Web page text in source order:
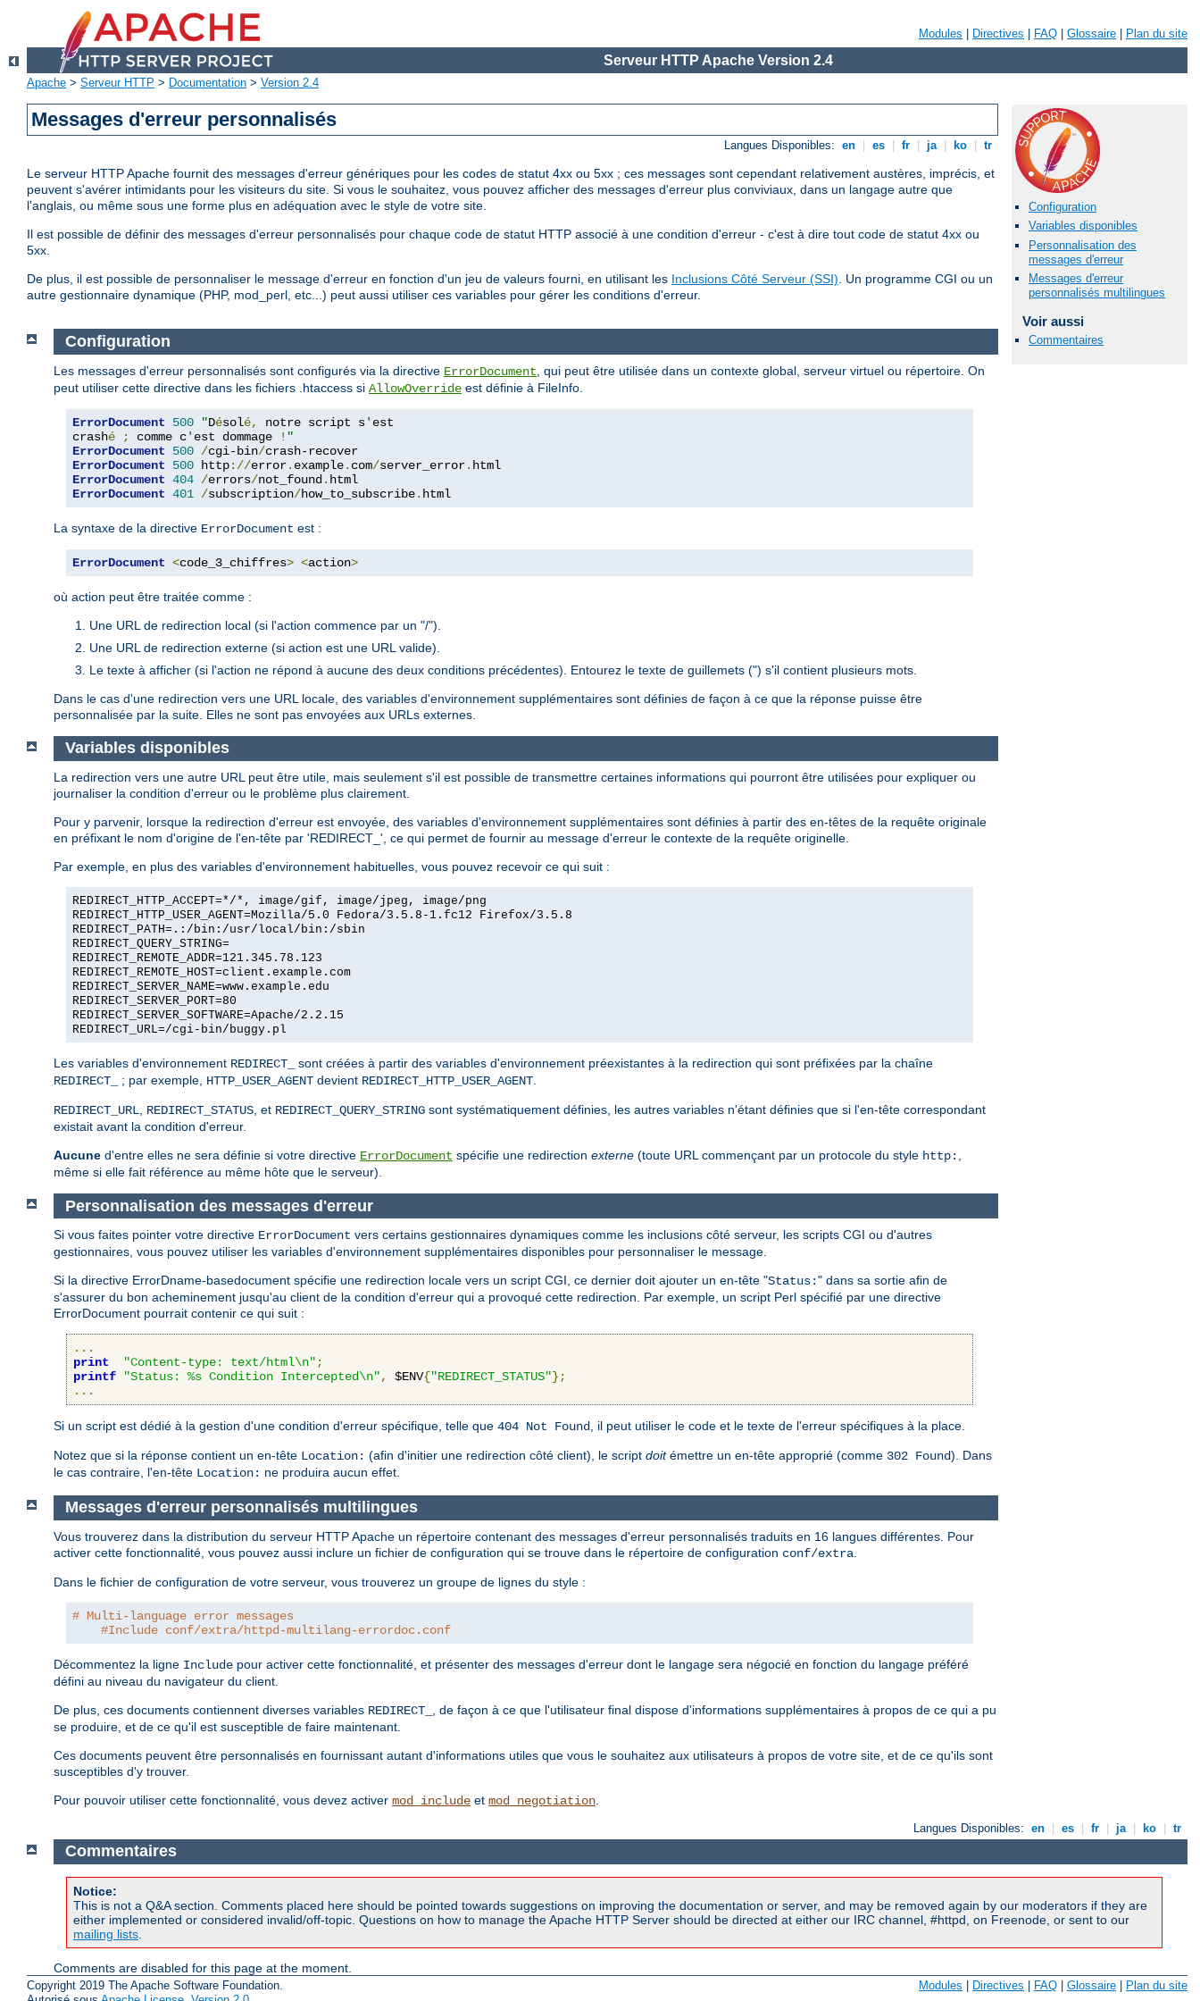
Modules Directives FAQ Glossaire Plan du site
Serveur HTTP Apache Version 2.4
Apache > Serveur HTTP > Documentation > Version 2.4
Messages d'erreur personnalisés
Langues Disponibles: en es fr ja ko tr
Le serveur HTTP Apache fournit des messages d'erreur génériques pour les codes de statut 4xx ou 5xx ; ces messages sont cependant relativement austères, imprécis, et
peuvent s'avérer intimidants pour les visiteurs du site. Si vous le souhaitez, vous pouvez afficher des messages d'erreur plus conviviaux, dans un langage autre que
l'anglais, ou même sous une forme plus en adéquation avec le style de votre site.
Il est possible de définir des messages d'erreur personnalisés pour chaque code de statut HTTP associé à une condition d'erreur - c'est à dire tout code de statut 4xx ou
5xx.
De plus, il est possible de personnaliser le message d'erreur en fonction d'un jeu de valeurs fourni, en utilisant les Inclusions Côté Serveur (SSI). Un programme CGI ou un
autre gestionnaire dynamique (PHP, mod_perl, etc...) peut aussi utiliser ces variables pour gérer les conditions d'erreur.
Configuration
Variables disponibles
Personnalisation des
messages d'erreur
Messages d'erreur
personnalisés multilingues
Voir aussi
Commentaires
Configuration
Les messages d'erreur personnalisés sont configurés via la directive ErrorDocument , qui peut être utilisée dans un contexte global, serveur virtuel ou répertoire. On
peut utiliser cette directive dans les fichiers .htaccess si AllowOverride est définie à FileInfo.
ErrorDocument 500 "Désolé, notre script s' est
crashé ; comme c' est dommage ! "
ErrorDocument
500 /cgi-bin/
ErrorDocument
500 http://error. example. com/server_error.
ErrorDocument 404 /errors/not_found .
ErrorDocument 401 /subscription/how_to_subscribe. html
La syntaxe de la directive ErrorDocument est :
ErrorDocument <code_3_chiffres> <action>
où action peut être traitée comme :
Une URL de redirection local (si l'action commence par un "/").
Une URL de redirection externe (si action est une URL valide).
Le texte à afficher (si l'action ne répond à aucune des deux conditions précédentes). Entourez le texte de guillemets (") s'il contient plusieurs mots.
Dans le cas d'une redirection vers une URL locale, des variables d'environnement supplémentaires sont définies de façon à ce que la réponse puisse être
personnalisée par la suite. Elles ne sont pas envoyées aux URLs externes.
Variables disponibles
La redirection vers une autre URL peut être utile, mais seulement s'il est possible de transmettre certaines informations qui pourront être utilisées pour expliquer ou
journaliser la condition d'erreur ou le problème plus clairement.
Pour y parvenir, lorsque la redirection d'erreur est envoyée, des variables d'environnement supplémentaires sont définies à partir des en-têtes de la requête originale
en préfixant le nom d'origine de l'en-tête par 'REDIRECT_', ce qui permet de fournir au message d'erreur le contexte de la requête originelle.
Par exemple, en plus des variables d'environnement habituelles, vous pouvez recevoir ce qui suit :
REDIRECT_HTTP_ACCEPT=*/*, image/gif, image/jpeg, image/png
REDIRECT_HTTP_USER_AGENT=Mozilla/5.0 Fedora/3.5.8-1.fc12 Firefox/3.5.8
REDIRECT_PATH=.:/bin:/usr/local/bin:/sbin
REDIRECT_QUERY_STRING=
REDIRECT_REMOTE_ADDR=121.345.78.123
REDIRECT_REMOTE_HOST=client.example.com
REDIRECT_SERVER_NAME=www.example.edu
REDIRECT_SERVER_PORT=80
REDIRECT_SERVER_SOFTWARE=Apache/2.2.15
REDIRECT_URL=/cgi-bin/buggy.pl
Les variables d'environnement REDIRECT_
sont créées à partir des variables d'environnement préexistantes à la redirection qui sont préfixées par la chaîne
REDIRECT_
; par exemple, HTTP_USER_AGENT devient REDIRECT_HTTP_USER_AGENT
REDIRECT_URL REDIRECT_STATUS , et REDIRECT_QUERY_STRING sont systématiquement définies, les autres variables n'étant définies que si l'en-tête correspondant
existait avant la condition d'erreur.
Aucune d'entre elles ne sera définie si votre directive ErrorDocument spécifie une redirection externe (toute URL commençant par un protocole du style http:
même si elle fait référence au même hôte que le serveur).
Personnalisation des messages d'erreur
Si vous faites pointer votre directive ErrorDocument vers certains gestionnaires dynamiques comme les inclusions côté serveur, les scripts CGI ou d'autres
gestionnaires, vous pouvez utiliser les variables d'environnement supplémentaires disponibles pour personnaliser le message.
Si la directive ErrorDname-basedocument spécifie une redirection locale vers un script CGI, ce dernier doit ajouter un en-tête "Status:" dans sa sortie afin de
s'assurer du bon acheminement jusqu'au client de la condition d'erreur qui a provoqué cette redirection. Par exemple, un script Perl spécifié par une directive
ErrorDocument pourrait contenir ce qui suit :
...
print
"Content-type: text/html\n";
printf
"Status: %s Condition Intercepted\n", $ENV{"REDIRECT_STATUS"};
...
Si un script est dédié à la gestion d'une condition d'erreur spécifique, telle que 404 Not Found, il peut utiliser le code et le texte de l'erreur spécifiques à la place.
Notez que si la réponse contient un en-tête Location: (afin d'initier une redirection côté client), le script doitémettre un en-tête approprié (comme 302 Found). Dans
le cas contraire, l'en-tête Location: ne produira aucun effet.
Messages d'erreur personnalisés multilingues
Vous trouverez dans la distribution du serveur HTTP Apache un répertoire contenant des messages d'erreur personnalisés traduits en 16 langues différentes. Pour
activer cette fonctionnalité, vous pouvez aussi inclure un fichier de configuration qui se trouve dans le répertoire de configuration conf/extra
Dans le fichier de configuration de votre serveur, vous trouverez un groupe de lignes du style :
# Multi-language error messages
#Include conf/extra/httpd-multilang-errordoc.conf
Décommentez la ligne Include pour activer cette fonctionnalité, et présenter des messages d'erreur dont le langage sera négocié en fonction du langage préféré
défini au niveau du navigateur du client.
De plus, ces documents contiennent diverses variables REDIRECT_
, de façon à ce que l'utilisateur final dispose d'informations supplémentaires à propos de ce qui a pu
se produire, et de ce qu'il est susceptible de faire maintenant.
Ces documents peuvent être personnalisés en fournissant autant d'informations utiles que vous le souhaitez aux utilisateurs à propos de votre site, et de ce qu'ils sont
susceptibles d'y trouver.
Pour pouvoir utiliser cette fonctionnalité, vous devez activer mod_include et mod_negotiation
Langues Disponibles: en es fr ja ko tr
Commentaires
Notice:
This is not a Q&A section. Comments placed here should be pointed towards suggestions on improving the documentation or server, and may be removed again by our moderators if they are
either implemented or considered invalid/off-topic. Questions on how to manage the Apache HTTP Server should be directed at either our IRC channel, #httpd, on Freenode, or sent to our
mailing lists
Comments are disabled for this page at the moment.
Copyright 2019 The Apache Software Foundation.
Modules | Directives | FAQ | Glossaire | Plan du site